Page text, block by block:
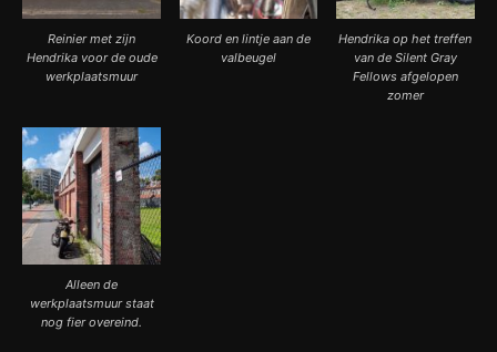
Reinier met zijn
Hendrika voor de oude
werkplaatsmuur
Koord en lintje aan de
valbeugel
Hendrika op het treffen
van de Silent Gray
Fellows afgelopen
zomer
Alleen de
werkplaatsmuur staat
nog fier overeind.